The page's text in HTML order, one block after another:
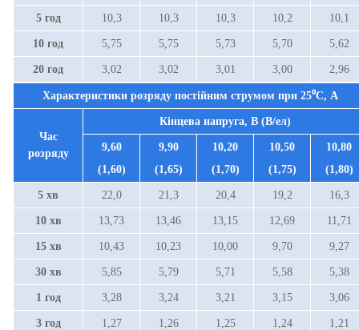
5 год 10,3 10, 3 10, 3 10,2 10, 1
10 год 5,75 5,75 5,73 5,70 5,62
20 год 3,02 3,02 3,01 3,00 2,96
Характеристики розряду постійним струмом при 25⁰С, А
Час
розряду
Кінцева напруга, В (В/ел)
9,60
(1,60)
9,90
(1,65)
10,20
(1,70)
10,50
(1,75)
10,80
(1,80)
5 хв 22,0 21,3 20,4 19,2 16,3
10 хв 13,73 13,46 13,15 12,69 11,71
15 хв 10,43 10,23 10,00 9,70 9,27
30 хв 5,85 5,79 5,71 5,58 5,38
1 год 3,28 3,24 3,21 3,15 3,06
3 год 1,27 1,26 1,25 1,24 1,21